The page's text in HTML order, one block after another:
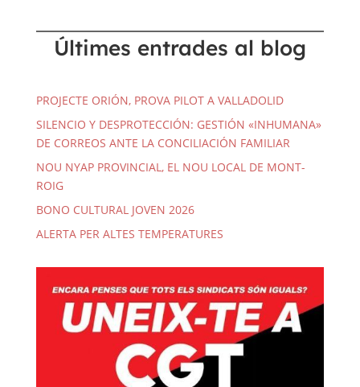
Últimes entrades al blog
PROJECTE ORIÓN, PROVA PILOT A VALLADOLID
SILENCIO Y DESPROTECCIÓN: GESTIÓN «INHUMANA»
DE CORREOS ANTE LA CONCILIACIÓN FAMILIAR
NOU NYAP PROVINCIAL, EL NOU LOCAL DE MONT-
ROIG
BONO CULTURAL JOVEN 2026
ALERTA PER ALTES TEMPERATURES